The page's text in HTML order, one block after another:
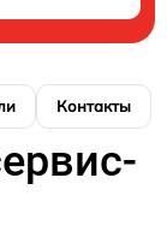
Контакты